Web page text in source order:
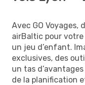
Avec GO Voyages,
airBaltic pour
un jeu d’enfant.
exclusives, des
un tas
de la planification